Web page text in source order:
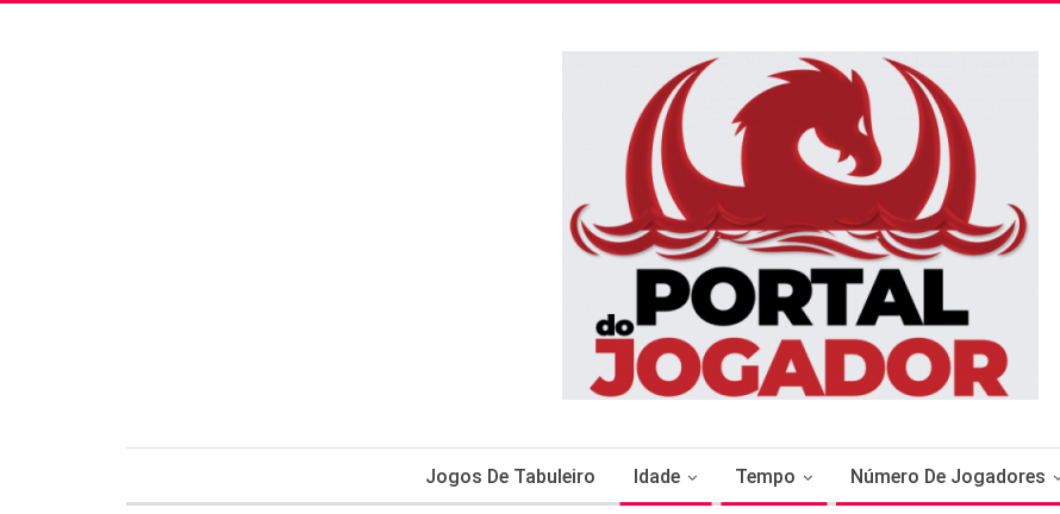
Jogos De Tabuleiro Idade Tempo Número De Jogadores